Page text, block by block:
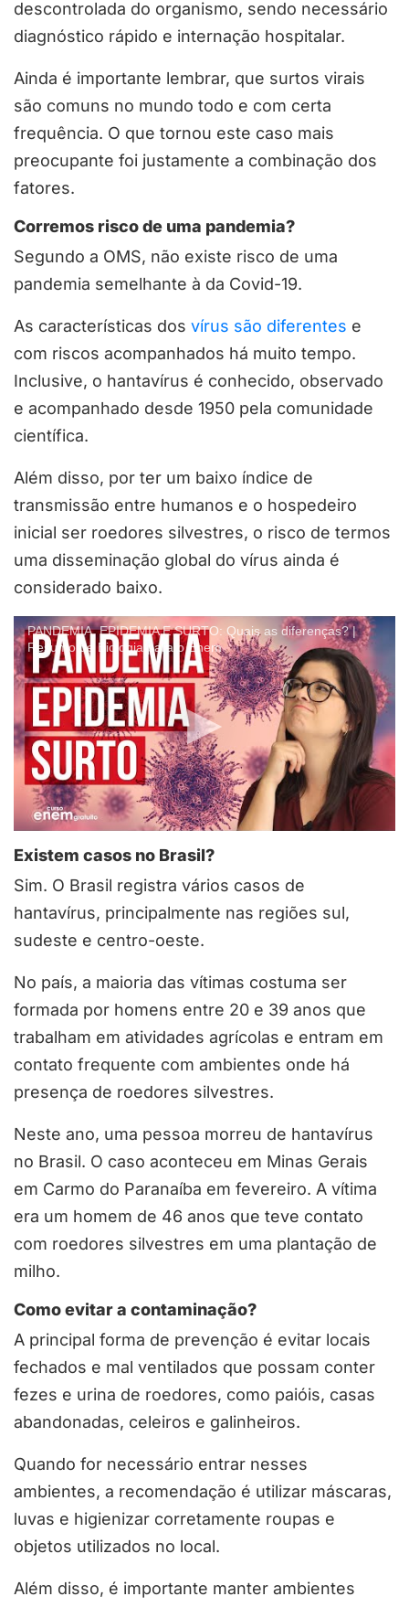
descontrolada do organismo, sendo necessário
diagnóstico rápido e internação hospitalar.
Ainda é importante lembrar, que surtos virais
são comuns no mundo todo e com certa
frequência. O que tornou este caso mais
preocupante foi justamente a combinação dos
fatores.
Corremos risco de uma pandemia?
Segundo a OMS, não existe risco de uma
pandemia semelhante à da Covid-19.
As características dos vírus são diferentes e
com riscos acompanhados há muito tempo.
Inclusive, o hantavírus é conhecido, observado
e acompanhado desde 1950 pela comunidade
científica.
Além disso, por ter um baixo índice de
transmissão entre humanos e o hospedeiro
inicial ser roedores silvestres, o risco de termos
uma disseminação global do vírus ainda é
considerado baixo.
PANDEMIA, EPIDEMIA E SURTO: Quais as diferenças? |
Resumo de Biologia para o Enem
Existem casos no Brasil?
Sim. O Brasil registra vários casos de
hantavírus, principalmente nas regiões sul,
sudeste e centro-oeste.
No país, a maioria das vítimas costuma ser
formada por homens entre 20 e 39 anos que
trabalham em atividades agrícolas e entram em
contato frequente com ambientes onde há
presença de roedores silvestres.
Neste ano, uma pessoa morreu de hantavírus
no Brasil. O caso aconteceu em Minas Gerais
em Carmo do Paranaíba em fevereiro. A vítima
era um homem de 46 anos que teve contato
com roedores silvestres em uma plantação de
milho.
Como evitar a contaminação?
A principal forma de prevenção é evitar locais
fechados e mal ventilados que possam conter
fezes e urina de roedores, como paióis, casas
abandonadas, celeiros e galinheiros.
Quando for necessário entrar nesses
ambientes, a recomendação é utilizar máscaras,
luvas e higienizar corretamente roupas e
objetos utilizados no local.
Além disso, é importante manter ambientes